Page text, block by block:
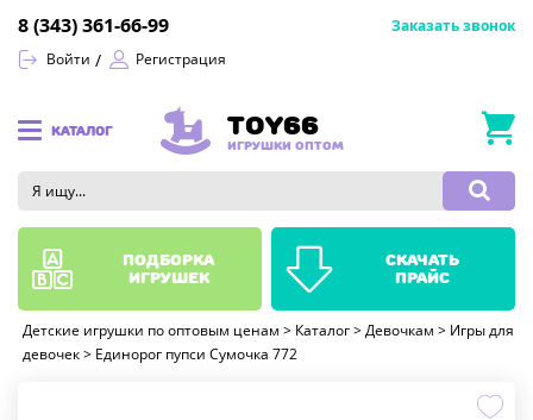
Войти Регистрация
8 (343) 361-66-99 Заказать звонок
КАТАЛОГ TOY66
ИГРУШКИ ОПТОМ
Детские игрушки по оптовым ценам > Каталог > Девочкам > Игры для
девочек > Единорог пупси Сумочка 772
подборка
игрушек
скачать
прайс